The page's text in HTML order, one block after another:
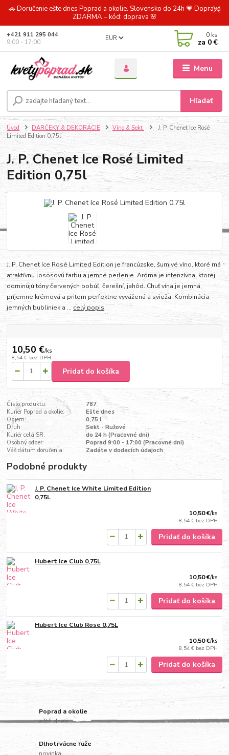
🚗 Doručenie ešte dnes Poprad a okolie. Slovensko do 24h 💗 Doprava
ZDARMA – kód: doprava 🌸
Menu
EUR
Hľadať
+421 911 295 044
9:00 - 17:00
0 ks
za 0 €
Úvod DARČEKY & DEKORÁCIE Víno & Sekt
J. P. Chenet Ice Rosé
Limited Edition 0,75l
J. P. Chenet Ice Rosé Limited
Edition 0,75l
J. P. Chenet Ice Rosé Limited Edition je francúzske, šumivé víno, ktoré má
atraktívnu lososovú farbu a jemné perlenie. Aróma je intenzívna, ktorej
dominujú tóny červených bobúľ, čerešní, jahôd. Chuť vína je jemná,
príjemne krémová a pritom perfektne vyvážená a svieža. Kombinácia
jemných bubliniek a ... celý popis
10,50 €/ks
8,54 € bez DPH
Pridať do košíka
Číslo produktu:
787
Kuriér Poprad a okolie:
Ešte dnes
Objem:
0,75 l
Druh:
Sekt - Ružové
Kuriér celá SR:
do 24 h (Pracovné dni)
Osobný odber:
Poprad 9:00 - 17:00 (Pracovné dni)
Váš dátum doručenia:
Zadáte v dodacích údajoch
Podobné produkty
J. P. Chenet Ice White Limited Edition
0,75L
10,50 €/ks
8,54 € bez DPH
Pridať do košíka
Hubert Ice Club 0,75L
10,50 €/ks
8,54 € bez DPH
Pridať do košíka
Hubert Ice Club Rose 0,75L
10,50 €/ks
8,54 € bez DPH
Pridať do košíka
Poprad a okolie
eště dnes
Dlhotrvácne ruže